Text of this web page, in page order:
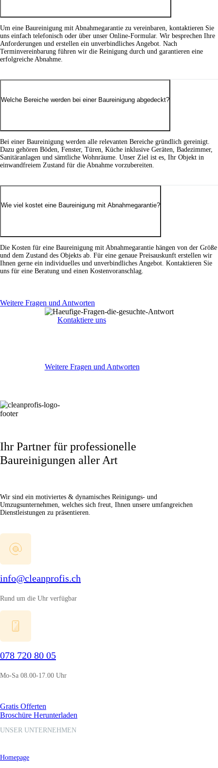
Kontaktiere uns
Weitere Fragen und Antworten
Um eine Baureinigung mit Abnahmegarantie zu vereinbaren, kontaktieren Sie
uns einfach telefonisch oder über unser Online-Formular. Wir besprechen Ihre
Anforderungen und erstellen ein unverbindliches Angebot. Nach
Terminvereinbarung führen wir die Reinigung durch und garantieren eine
erfolgreiche Abnahme.
Welche Bereiche werden bei einer Baureinigung abgedeckt?
Bei einer Baureinigung werden alle relevanten Bereiche gründlich gereinigt.
Dazu gehören Böden, Fenster, Türen, Küche inklusive Geräten, Badezimmer,
Sanitäranlagen und sämtliche Wohnräume. Unser Ziel ist es, Ihr Objekt in
einwandfreiem Zustand für die Abnahme vorzubereiten.
Wie viel kostet eine Baureinigung mit Abnahmegarantie?
Die Kosten für eine Baureinigung mit Abnahmegarantie hängen von der Größe
und dem Zustand des Objekts ab. Für eine genaue Preisauskunft erstellen wir
Ihnen gerne ein individuelles und unverbindliches Angebot. Kontaktieren Sie
uns für eine Beratung und einen Kostenvoranschlag.
Weitere Fragen und Antworten
Ihr Partner für professionelle
Baureinigungen aller Art
Wir sind ein motiviertes & dynamisches Reinigungs- und
Umzugsunternehmen, welches sich freut, Ihnen unsere umfangreichen
Dienstleistungen zu präsentieren.
info@cleanprofis.ch
Rund um die Uhr verfügbar
078 720 80 05
Mo-Sa 08.00-17.00 Uhr
Gratis Offerten
Broschüre Herunterladen
UNSER UNTERNEHMEN
Homepage